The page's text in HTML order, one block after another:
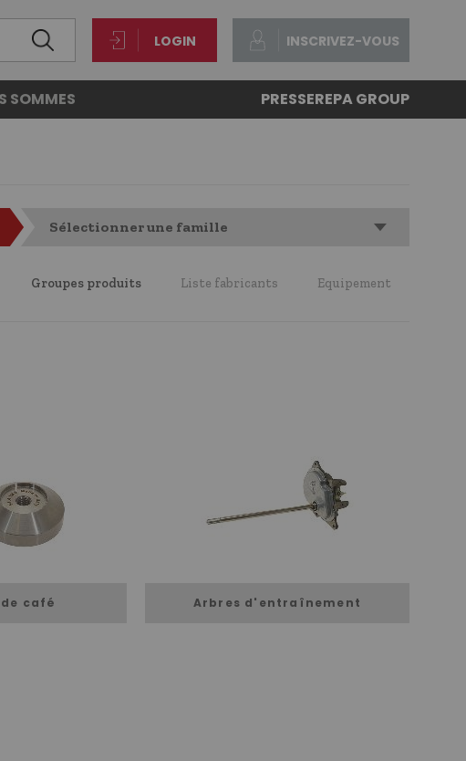
LOGIN INSCRIVEZ-VOUS
SOMMES PRESSEREPA GROUP
Sélectionner une famille
Groupes produits Liste fabricants Equipement
café Arbres d'entraînement